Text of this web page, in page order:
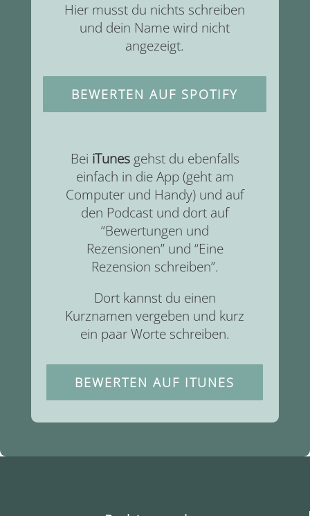
Hier musst du nichts schreiben
und dein Name wird nicht
angezeigt.
BEWERTEN AUF SPOTIFY
Bei iTunes gehst du ebenfalls
einfach in die App (geht am
Computer und Handy) und auf
den Podcast und dort auf
“Bewertungen und
Rezensionen” und “Eine
Rezension schreiben”.
Dort kannst du einen
Kurznamen vergeben und kurz
ein paar Worte schreiben.
BEWERTEN AUF ITUNES